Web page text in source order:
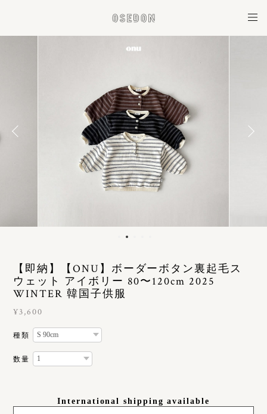
【即納】【ONU】ボーダーボタン裏起毛ス
ウェット アイボリー 80〜120cm 2025
WINTER 韓国子供服
¥3,600
種類
数量
International shipping available